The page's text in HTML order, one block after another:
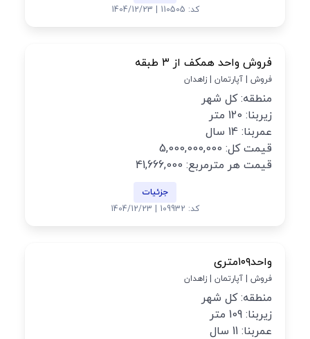
کد: 110505 | 1404/12/23
فروش واحد همکف از ۳ طبقه
فروش | آپارتمان | زاهدان
منطقه: کل شهر
زیربنا: 120 متر
عمربنا: 14 سال
قیمت کل: 5,000,000,000
قیمت هر مترمربع: 41,666,000
جزئیات
کد: 109932 | 1404/12/23
واحد۱۰۹متری
فروش | آپارتمان | زاهدان
منطقه: کل شهر
زیربنا: 109 متر
عمربنا: 11 سال